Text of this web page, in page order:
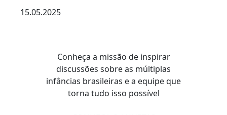
15.05.2025
Conheça a missão de inspirar
discussões sobre as múltiplas
infâncias brasileiras e a equipe que
torna tudo isso possível